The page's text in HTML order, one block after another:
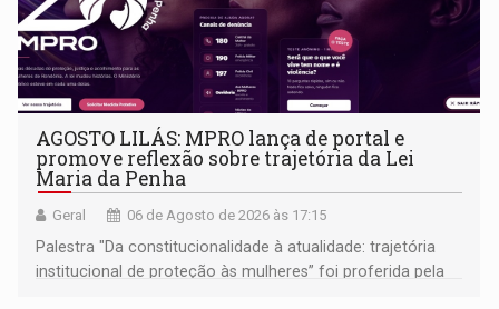
AGOSTO LILÁS: MPRO lança de portal e
promove reflexão sobre trajetória da Lei
Maria da Penha
Geral 06 de Agosto de 2026 às 17:15
Palestra "Da constitucionalidade à atualidade: trajetória
institucional de proteção às mulheres” foi proferida pela